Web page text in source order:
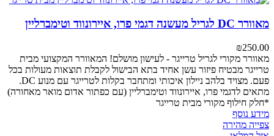
מאוורר DC לגריל מעשנה דגמי פרו, איירונווד וטימברליין
₪250.00
מאוורר מקורי לגריל טרייגר - לעישון מושלם! המאוורר המקצועי מבית
טרייגר מבטיח פיזור עשן אחיד בתא הבישול לקבלת תוצאות מעולות בכל
פעם. מצויד בלהב ניילון איכותי ומתחבר בקלות לטרייגר עם מנוע DC.
מתאים לדגמי פרו, איירונווד וטימברליין (עם כפתור אדום מואר מאחורה)
*חלק חילוף מקורי מבית טרייגר
מידע נוסף
צפייה מהירה